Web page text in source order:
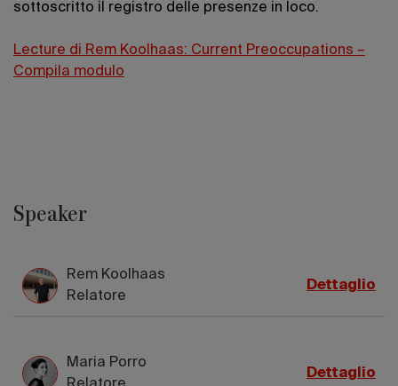
sottoscritto il registro delle presenze in loco.
Lecture di Rem Koolhaas: Current Preoccupations –
Compila modulo
Speaker
Rem Koolhaas
Relatore
Dettaglio
Maria Porro
Dettaglio